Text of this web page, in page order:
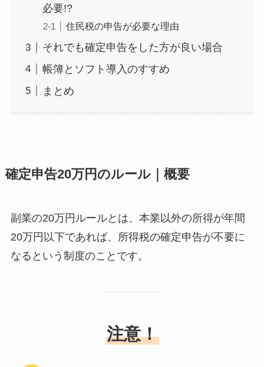
必要!?
住民税の申告が必要な理由
それでも確定申告をした方が良い場合
帳簿とソフト導入のすすめ
まとめ
確定申告20万円のルール｜概要
副業の20万円ルールとは、本業以外の所得が年間
20万円以下であれば、所得税の確定申告が不要に
なるという制度のことです。
注意！